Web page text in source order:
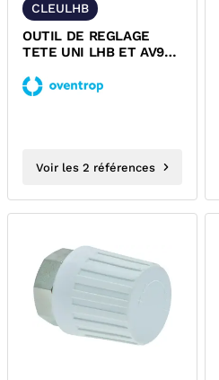
CLEULHB
OUTIL DE REGLAGE
TETE UNI LHB ET AV9
Voir les 2 références